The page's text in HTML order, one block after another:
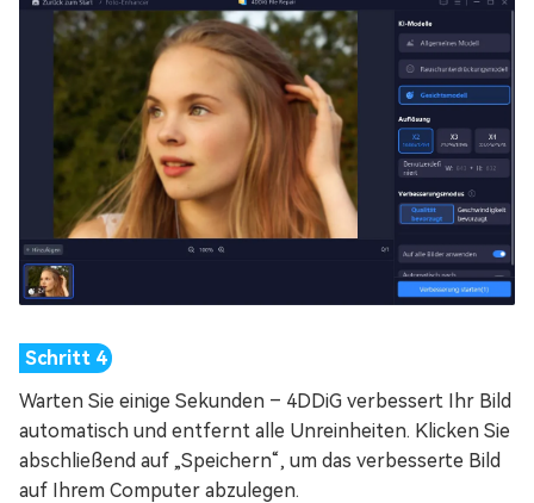
Warten Sie einige Sekunden – 4DDiG verbessert Ihr Bild
automatisch und entfernt alle Unreinheiten. Klicken Sie
abschließend auf „Speichern“, um das verbesserte Bild
auf Ihrem Computer abzulegen.